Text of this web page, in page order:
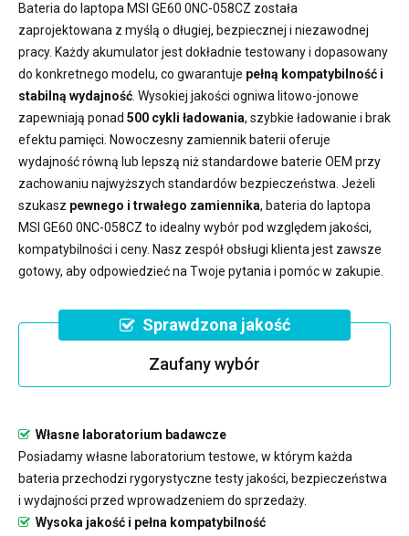
Bateria do laptopa MSI GE60 0NC-058CZ została
zaprojektowana z myślą o długiej, bezpiecznej i niezawodnej
pracy. Każdy akumulator jest dokładnie testowany i dopasowany
do konkretnego modelu, co gwarantuje pełną kompatybilność i
stabilną wydajność . Wysokiej jakości ogniwa litowo-jonowe
zapewniają ponad 500 cykli ładowania, szybkie ładowanie i brak
efektu pamięci. Nowoczesny zamiennik baterii oferuje
wydajność równą lub lepszą niż standardowe baterie OEM przy
zachowaniu najwyższych standardów bezpieczeństwa. Jeżeli
szukasz pewnego i trwałego zamiennika, bateria do laptopa
MSI GE60 0NC-058CZ to idealny wybór pod względem jakości,
kompatybilności i ceny. Nasz zespół obsługi klienta jest zawsze
gotowy, aby odpowiedzieć na Twoje pytania i pomóc w zakupie.
Sprawdzona jakość
Zaufany wybór
Własne laboratorium badawcze
Posiadamy własne laboratorium testowe, w którym każda
bateria przechodzi rygorystyczne testy jakości, bezpieczeństwa
i wydajności przed wprowadzeniem do sprzedaży.
Wysoka jakość i pełna kompatybilność